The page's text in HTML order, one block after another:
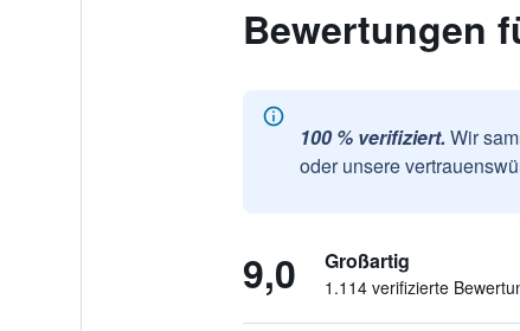
Bewertungen
100 % verifiziert. Wir
oder unsere
9,0 Großartig
1.114 verifizierte